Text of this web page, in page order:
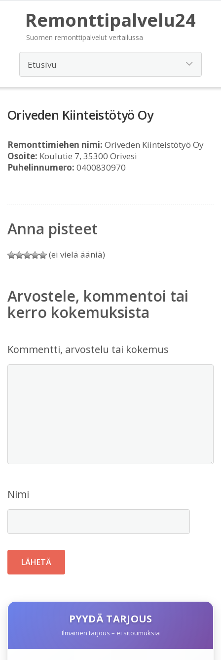
Remonttipalvelu24
Suomen remonttipalvelut vertailussa
Oriveden Kiinteistötyö Oy
Remonttimiehen nimi: Oriveden Kiinteistötyö Oy
Osoite: Koulutie 7, 35300 Orivesi
Puhelinnumero: 0400830970
Anna pisteet
(ei vielä ääniä)
Arvostele, kommentoi tai
kerro kokemuksista
Kommentti, arvostelu tai kokemus
Nimi
PYYDÄ TARJOUS
Ilmainen tarjous – ei sitoumuksia